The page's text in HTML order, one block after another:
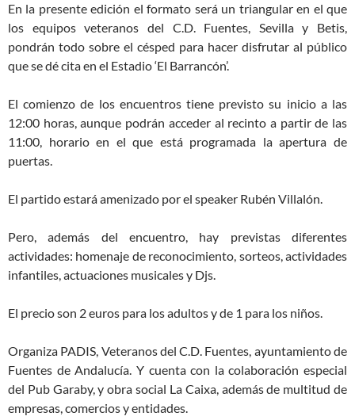
En la presente edición el formato será un triangular en el que
los equipos veteranos del C.D. Fuentes, Sevilla y Betis,
pondrán todo sobre el césped para hacer disfrutar al público
que se dé cita en el Estadio ‘El Barrancón’.
El comienzo de los encuentros tiene previsto su inicio a las
12:00 horas, aunque podrán acceder al recinto a partir de las
11:00, horario en el que está programada la apertura de
puertas.
El partido estará amenizado por el speaker Rubén Villalón.
Pero, además del encuentro, hay previstas diferentes
actividades: homenaje de reconocimiento, sorteos, actividades
infantiles, actuaciones musicales y Djs.
El precio son 2 euros para los adultos y de 1 para los niños.
Organiza PADIS, Veteranos del C.D. Fuentes, ayuntamiento de
Fuentes de Andalucía. Y cuenta con la colaboración especial
del Pub Garaby, y obra social La Caixa, además de multitud de
empresas, comercios y entidades.